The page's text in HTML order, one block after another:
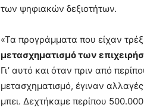
των ψηφιακών δεξιοτήτων.
«Τα προγράμματα που είχαν
μετασχηματισμό των
Γι’ αυτό και όταν πριν από
μετασχηματισμό, έγιναν
μπει. Δεχτήκαμε περίπου